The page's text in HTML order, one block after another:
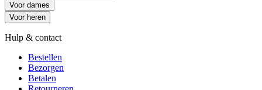
Voor dames
Voor heren
Hulp & contact
Bestellen
Bezorgen
Betalen